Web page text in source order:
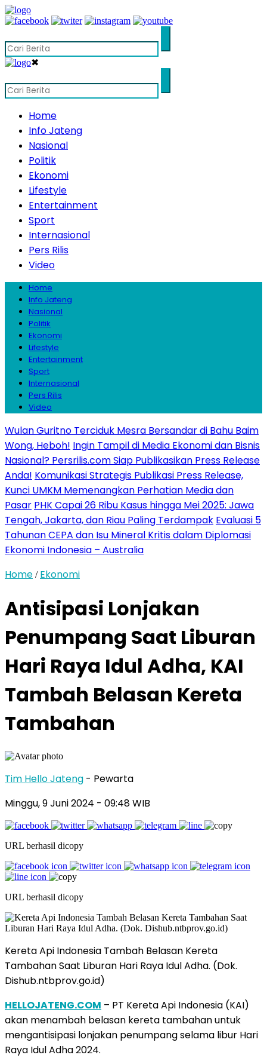
✖
Home
Info Jateng
Nasional
Politik
Ekonomi
Lifestyle
Entertainment
Sport
Internasional
Pers Rilis
Video
Home
Info Jateng
Nasional
Politik
Ekonomi
Lifestyle
Entertainment
Sport
Internasional
Pers Rilis
Video
Wulan Guritno Terciduk Mesra Bersandar di Bahu Baim
Wong, Heboh! Ingin Tampil di Media Ekonomi dan Bisnis
Nasional? Persrilis.com Siap Publikasikan Press Release
Anda! Komunikasi Strategis Publikasi Press Release,
Kunci UMKM Memenangkan Perhatian Media dan
Pasar PHK Capai 26 Ribu Kasus hingga Mei 2025: Jawa
Tengah, Jakarta, dan Riau Paling Terdampak Evaluasi 5
Tahunan CEPA dan Isu Mineral Kritis dalam Diplomasi
Ekonomi Indonesia – Australia
Home / Ekonomi
Antisipasi Lonjakan
Penumpang Saat Liburan
Hari Raya Idul Adha, KAI
Tambah Belasan Kereta
Tambahan
Tim Hello Jateng - Pewarta
Minggu, 9 Juni 2024 - 09:48 WIB
URL berhasil dicopy
URL berhasil dicopy
Kereta Api Indonesia Tambah Belasan Kereta
Tambahan Saat Liburan Hari Raya Idul Adha. (Dok.
Dishub.ntbprov.go.id)
HELLOJATENG.COM – PT Kereta Api Indonesia (KAI)
akan menambah belasan kereta tambahan untuk
mengantisipasi lonjakan penumpang selama libur Hari
Raya Idul Adha 2024.